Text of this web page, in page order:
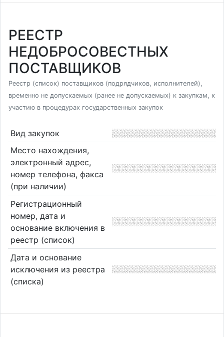
РЕЕСТР
НЕДОБРОСОВЕСТНЫХ
ПОСТАВЩИКОВ
Реестр (список) поставщиков (подрядчиков, исполнителей),
временно не допускаемых (ранее не допускаемых) к закупкам, к
участию в процедурах государственных закупок
Вид закупок
Место нахождения,
электронный адрес,
номер телефона, факса
(при наличии)
Регистрационный
номер, дата и
основание включения в
реестр (список)
Дата и основание
исключения из реестра
(списка)